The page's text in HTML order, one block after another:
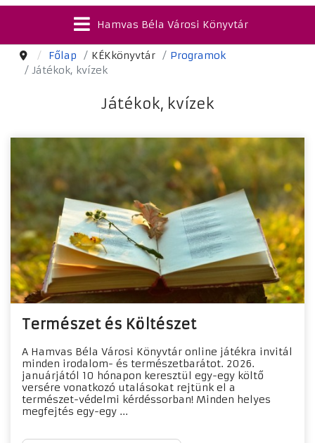
Hamvas Béla Városi Könyvtár
Főlap KÉKkönyvtár
Programok
Játékok, kvízek
Játékok, kvízek
Természet és Költészet
A Hamvas Béla Városi Könyvtár online játékra invitál
minden irodalom- és természetbarátot. 2026.
januárjától 10 hónapon keresztül egy-egy költő
versére vonatkozó utalásokat rejtünk el a
természet-védelmi kérdéssorban! Minden helyes
megfejtés egy-egy ...